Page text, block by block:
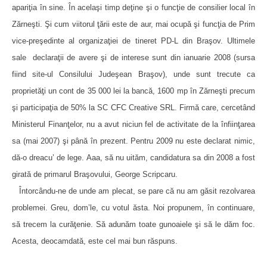
apariţia în sine. În acelaşi timp deţine şi o funcţie de consilier local în
Zărneşti. Şi cum viitorul ţării este de aur, mai ocupă şi funcţia de Prim
vice-preşedinte al organizaţiei de tineret PD-L din Braşov. Ultimele
sale
declaraţii de avere şi de interese sunt din ianuarie 2008 (sursa
fiind site-ul Consilului Judeşean Braşov), unde sunt trecute ca
proprietăţi un cont de 35 000 lei la bancă, 1600 mp în Zărneşti precum
şi participaţia de 50% la SC CFC Creative SRL. Firmă care, cercetând
Ministerul Finanţelor, nu a avut niciun fel de activitate de la înfiinţarea
sa (mai 2007) şi până în prezent. Pentru 2009 nu este declarat nimic,
dă-o dreacu’ de lege. Aaa, să nu uităm, candidatura sa din 2008 a fost
girată de primarul Braşovului, George Scripcaru.
Întorcându-ne de unde am plecat, se pare că nu am găsit rezolvarea
problemei. Greu, dom’le, cu votul ăsta. Noi propunem, în continuare,
să trecem la curăţenie. Să adunăm toate gunoaiele şi să le dăm foc.
Acesta, deocamdată, este cel mai bun răspuns.